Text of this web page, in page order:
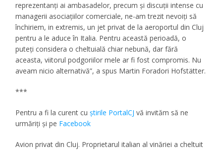
reprezentanți ai ambasadelor, precum și discuții intense cu
managerii asociațiilor comerciale, ne-am trezit nevoiți să
închiriem, in extremis, un jet privat de la aeroportul din Cluj
pentru a le aduce în Italia. Pentru această perioadă, o
puteți considera o cheltuială chiar nebună, dar fără
aceasta, viitorul podgoriilor mele ar fi fost compromis. Nu
aveam nicio alternativă”, a spus Martin Foradori Hofstätter.
***
Pentru a fi la curent cuştirile PortalCJ vă invităm să ne
urmăriţi şi pe Facebook
Avion privat din Cluj. Proprietarul italian al vinăriei a cheltuit